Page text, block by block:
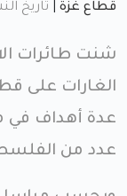
قطاع غزة تاريخ النشر:
شنت طائرات
الغارات على
عدة أهداف في
عدد من